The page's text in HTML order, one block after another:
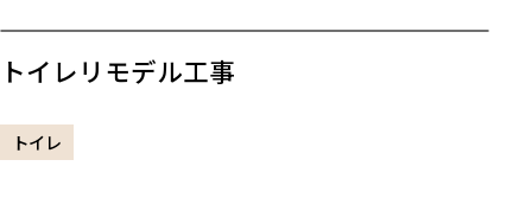
トイレリモデル工事
トイレ